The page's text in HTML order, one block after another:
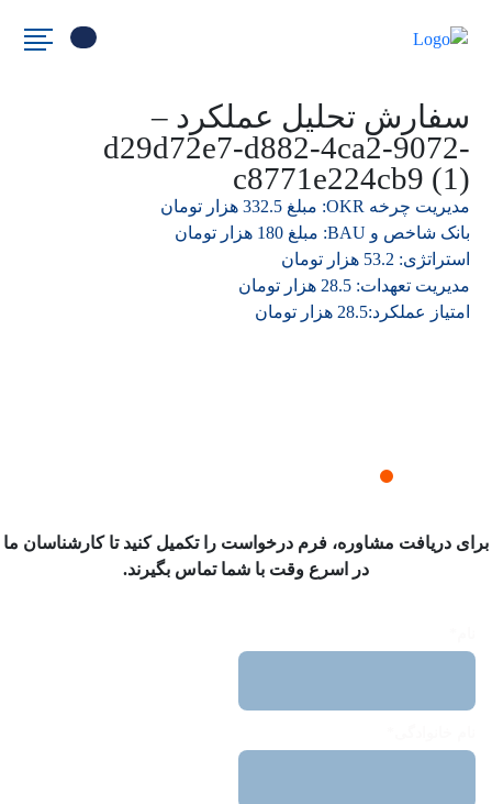
سفارش تحلیل عملکرد –
d29d72e7-d882-4ca2-9072-
c8771e224cb9 (1)
مدیریت چرخه OKR: مبلغ 332.5 هزار تومان
بانک شاخص و BAU: مبلغ 180 هزار تومان
استراتژی: 53.2 هزار تومان
مدیریت تعهدات: 28.5 هزار تومان
امتیاز عملکرد:28.5 هزار تومان
برای دریافت مشاوره، فرم درخواست را تکمیل کنید تا کارشناسان ما
در اسرع وقت با شما تماس بگیرند.